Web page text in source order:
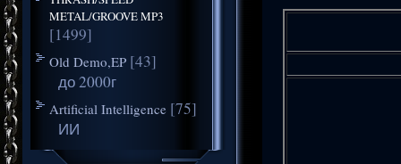
METAL/GROOVE MP3
[1499]
Old Demo,EP [43]
до 2000г
Artificial Intelligence [75]
ИИ